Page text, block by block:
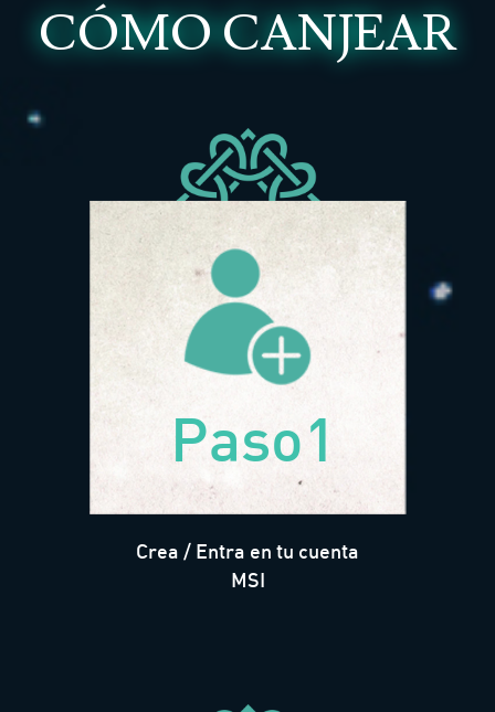
CÓMO CANJEAR
Paso1
Crea / Entra en tu cuenta
MSI